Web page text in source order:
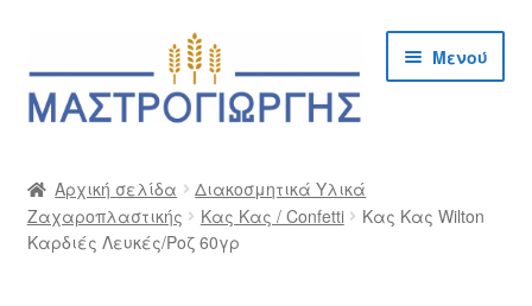
μετάβαση
στην
σε
περιεχόμενο
Μενού
Cargo Kalymnos – Cargo Κάλυμνος
Αρχική σελίδα
Διακοσμητικά Υλικά
Ζαχαροπλαστικής
Κας Κας / Confetti
Κας Κας Wilton
Καρδιές Λευκές/Ροζ 60γρ